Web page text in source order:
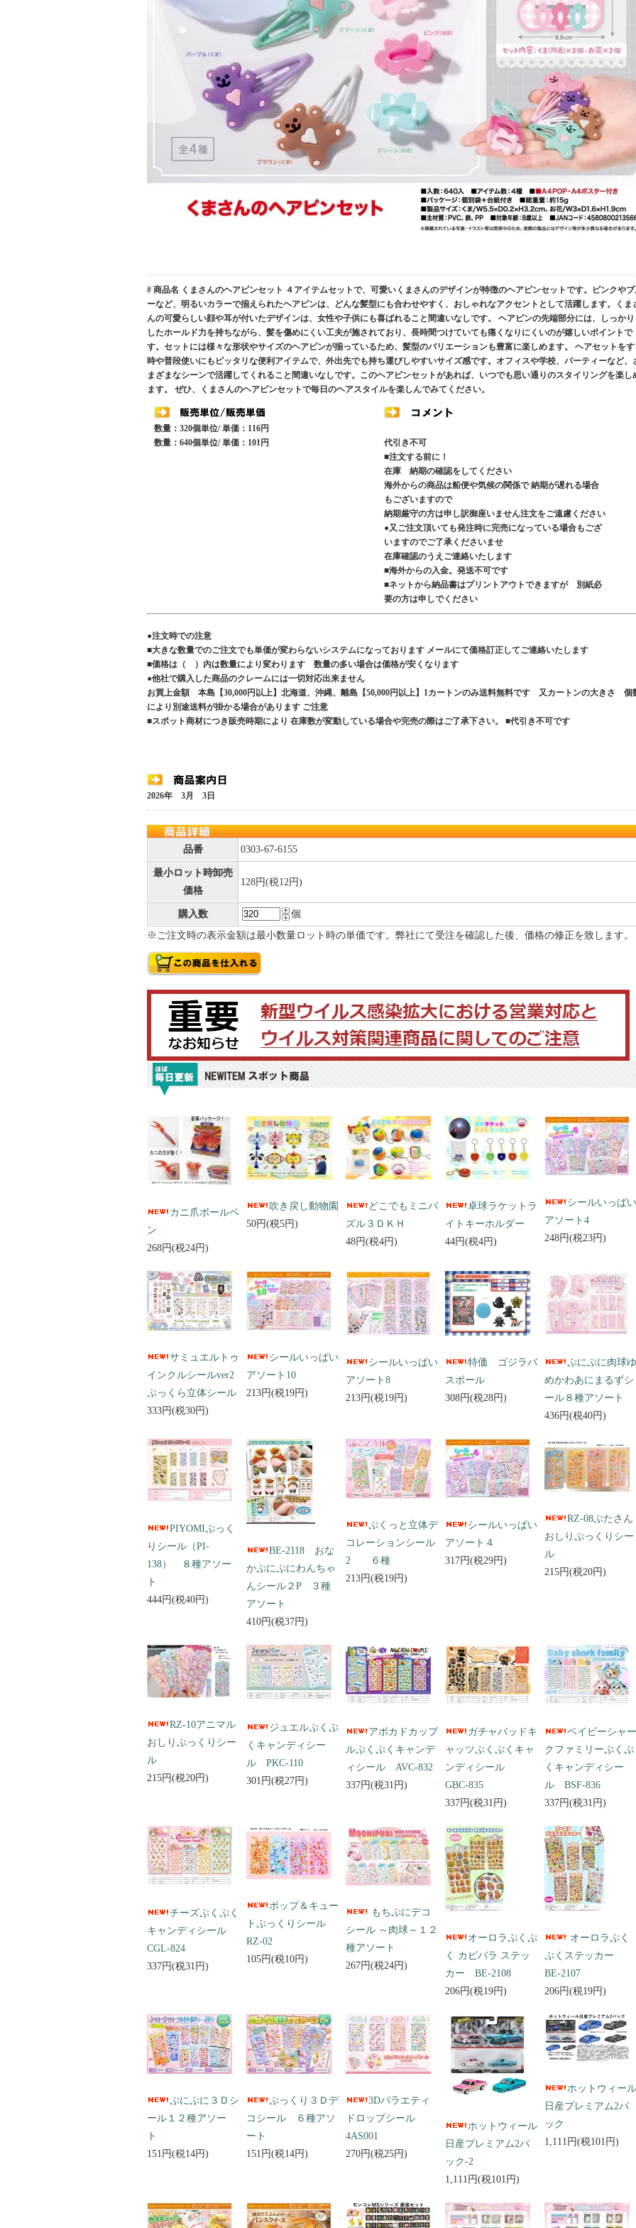
# 商品名 くまさんのヘアピンセット ４アイテムセットで、可愛いくまさんのデザインが特徴のヘアピンセットです。ピンクや
ーなど、明るいカラーで揃えられたヘアピンは、どんな髪型にも合わせやすく、おしゃれなアクセントとして活躍します。くま
んの可愛らしい顔や耳が付いたデザインは、女性や子供にも喜ばれること間違いなしです。 ヘアピンの先端部分には、しっか
したホールド力を持ちながら、髪を傷めにくい工夫が施されており、長時間つけていても痛くなりにくいのが嬉しいポイントで
す。セットには様々な形状やサイズのヘアピンが揃っているため、髪型のバリエーションも豊富に楽しめます。 ヘアセットを
時や普段使いにもピッタリな便利アイテムで、外出先でも持ち運びしやすいサイズ感です。オフィスや学校、パーティーなど、
まざまなシーンで活躍してくれること間違いなしです。このヘアピンセットがあれば、いつでも思い通りのスタイリングを楽し
ます。 ぜひ、くまさんのヘアピンセットで毎日のヘアスタイルを楽しんでみてください。
数量：320個単位/ 単価：116円
数量：640個単位/ 単価：101円
代引き不可
■注文する前に！
在庫 納期の確認をしてください
海外からの商品は船便や気候の関係で 納期が遅れる場合
もございますので
納期厳守の方は申し訳御座いません注文をご遠慮ください
●又ご注文頂いても発注時に完売になっている場合もござ
いますのでご了承くださいませ
在庫確認のうえご連絡いたします
■海外からの入金。発送不可です
■ネットから納品書はプリントアウトできますが 別紙必
要の方は申しでください
●注文時での注意
■大きな数量でのご注文でも単価が変わらないシステムになっております メールにて価格訂正してご連絡いたします
■価格は（ ）内は数量により変わります 数量の多い場合は価格が安くなります
●他社で購入した商品のクレームには一切対応出来ません
お買上金額 本島【30,000円以上】北海道、沖縄、離島【50,000円以上】1カートンのみ送料無料です 又カートンの大きさ 個
により別途送料が掛かる場合があります ご注意
■スポット商材につき販売時期により 在庫数が変動している場合や完売の際はご了承下さい。 ■代引き不可です
2026年 3月 3日
品番 0303-67-6155
最小ロット時卸売
価格
128円(税12円)
購入数
個
※ご注文時の表示金額は最小数量ロット時の単価です。弊社にて受注を確認した後、価格の修正を致します。
カニ爪ボールペ
ン
268円(税24円)
吹き戻し動物園
50円(税5円)
どこでもミニパ
ズル３ＤＫＨ
48円(税4円)
卓球ラケットラ
イトキーホルダー
44円(税4円)
シールいっぱい
アソート4
248円(税23円)
サミュエルトゥ
インクルシールver2
ぷっくら立体シール
333円(税30円)
シールいっぱい
アソート10
213円(税19円)
シールいっぱい
アソート8
213円(税19円)
特価 ゴジラバ
スボール
308円(税28円)
ぷにぷに肉球ゆ
めかわあにまるずシ
ール８種アソート
436円(税40円)
PIYOMIぷっく
りシール（PI-
138） ８種アソー
ト
444円(税40円)
BE-2118 おな
かぷにぷにわんちゃ
んシール２P ３種
アソート
410円(税37円)
ぷくっと立体デ
コレーションシール
2 ６種
213円(税19円)
シールいっぱい
アソート４
317円(税29円)
RZ-08ぶたさん
おしりぷっくりシー
ル
215円(税20円)
RZ-10アニマル
おしりぷっくりシー
ル
215円(税20円)
ジュエルぷくぷ
くキャンディシー
ル PKC-110
301円(税27円)
アボカドカップ
ルぷくぷくキャンデ
ィシール AVC-832
337円(税31円)
ガチャバッドキ
ャッツぷくぷくキャ
ンディシール
GBC-835
337円(税31円)
ベイビーシャー
クファミリーぷくぷ
くキャンディシー
ル BSF-836
337円(税31円)
チーズぷくぷく
キャンディシール
CGL-824
337円(税31円)
ポップ＆キュー
トぷっくりシール
RZ-02
105円(税10円)
もちぷにデコ
シール ～肉球～１２
種アソート
267円(税24円)
オーロラぷくぷ
く カピバラ ステッ
カー BE-2108
206円(税19円)
オーロラぷく
ぷくステッカー
BE-2107
206円(税19円)
ぷにぷに３Ｄシ
ール１２種アソー
ト
151円(税14円)
ぷっくり３Ｄデ
コシール ６種アソ
ート
151円(税14円)
3Dバラエティ
ドロップシール
4AS001
270円(税25円)
ホットウィール
日産プレミアム2パ
ック-2
1,111円(税101円)
ホットウィール
日産プレミアム2パ
ック
1,111円(税101円)